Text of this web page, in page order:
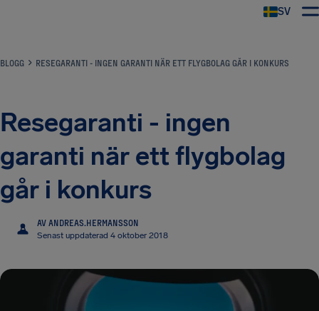
SV
BLOGG RESEGARANTI - INGEN GARANTI NÄR ETT FLYGBOLAG GÅR I KONKURS
Resegaranti - ingen
garanti när ett flygbolag
går i konkurs
A
AV ANDREAS.HERMANSSON
Senast uppdaterad 4 oktober 2018